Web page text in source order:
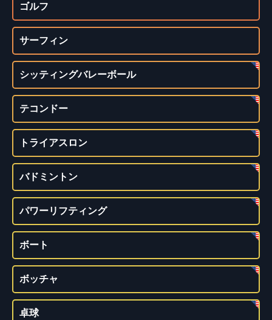
ゴルフ
サーフィン
シッティングバレーボール
テコンドー
トライアスロン
バドミントン
パワーリフティング
ボート
ボッチャ
卓球